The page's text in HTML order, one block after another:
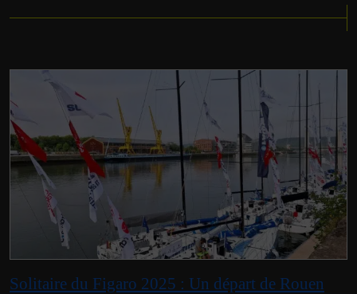
Solitaire du Figaro 2025 : Un départ de Rouen